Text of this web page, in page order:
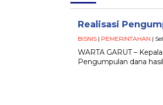
Realisasi
BISNIS | PEMERINTAHAN |
WARTA GARUT –
Pengumpulan dana